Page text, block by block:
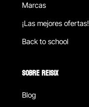
Marcas
¡Las mejores ofertas!
Back to school
SOBRE REISIX
Blog